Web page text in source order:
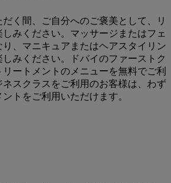
く間、ご自分へのご褒美として、リ
みください。マッサージまたはフェ
、マニキュアまたはヘアスタイリン
みください。ドバイのファーストク
ートメントのメニューを無料でご利
スクラスをご利用のお客様は、わず
トをご利用いただけます。